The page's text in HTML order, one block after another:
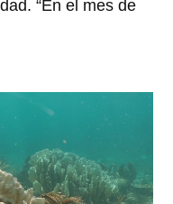
“En el mes de